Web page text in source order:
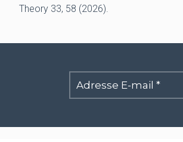
Theory 33, 58 (2026).
Adresse
E-